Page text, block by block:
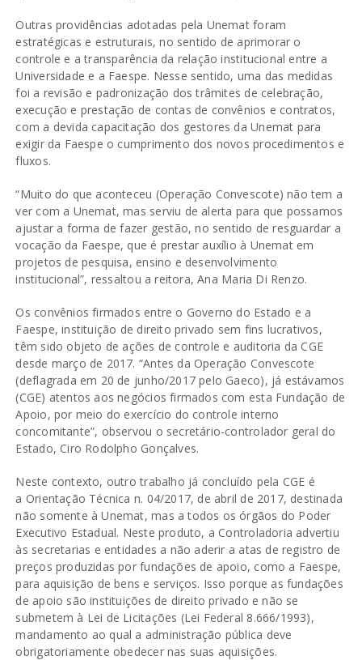
Outras providências adotadas pela Unemat foram
estratégicas e estruturais, no sentido de aprimorar o
controle e a transparência da relação institucional entre a
Universidade e a Faespe. Nesse sentido, uma das medidas
foi a revisão e padronização dos trâmites de celebração,
execução e prestação de contas de convênios e contratos,
com a devida capacitação dos gestores da Unemat para
exigir da Faespe o cumprimento dos novos procedimentos e
fluxos.
“Muito do que aconteceu (Operação Convescote) não tem a
ver com a Unemat, mas serviu de alerta para que possamos
ajustar a forma de fazer gestão, no sentido de resguardar a
vocação da Faespe, que é prestar auxílio à Unemat em
projetos de pesquisa, ensino e desenvolvimento
institucional”, ressaltou a reitora, Ana Maria Di Renzo.
Os convênios firmados entre o Governo do Estado e a
Faespe, instituição de direito privado sem fins lucrativos,
têm sido objeto de ações de controle e auditoria da CGE
desde março de 2017. “Antes da Operação Convescote
(deflagrada em 20 de junho/2017 pelo Gaeco), já estávamos
(CGE) atentos aos negócios firmados com esta Fundação de
Apoio, por meio do exercício do controle interno
concomitante”, observou o secretário-controlador geral do
Estado, Ciro Rodolpho Gonçalves.
Neste contexto, outro trabalho já concluído pela CGE é
a Orientação Técnica n. 04/2017, de abril de 2017, destinada
não somente à Unemat, mas a todos os órgãos do Poder
Executivo Estadual. Neste produto, a Controladoria advertiu
às secretarias e entidades a não aderir a atas de registro de
preços produzidas por fundações de apoio, como a Faespe,
para aquisição de bens e serviços. Isso porque as fundações
de apoio são instituições de direito privado e não se
submetem à Lei de Licitações (Lei Federal 8.666/1993),
mandamento ao qual a administração pública deve
obrigatoriamente obedecer nas suas aquisições.